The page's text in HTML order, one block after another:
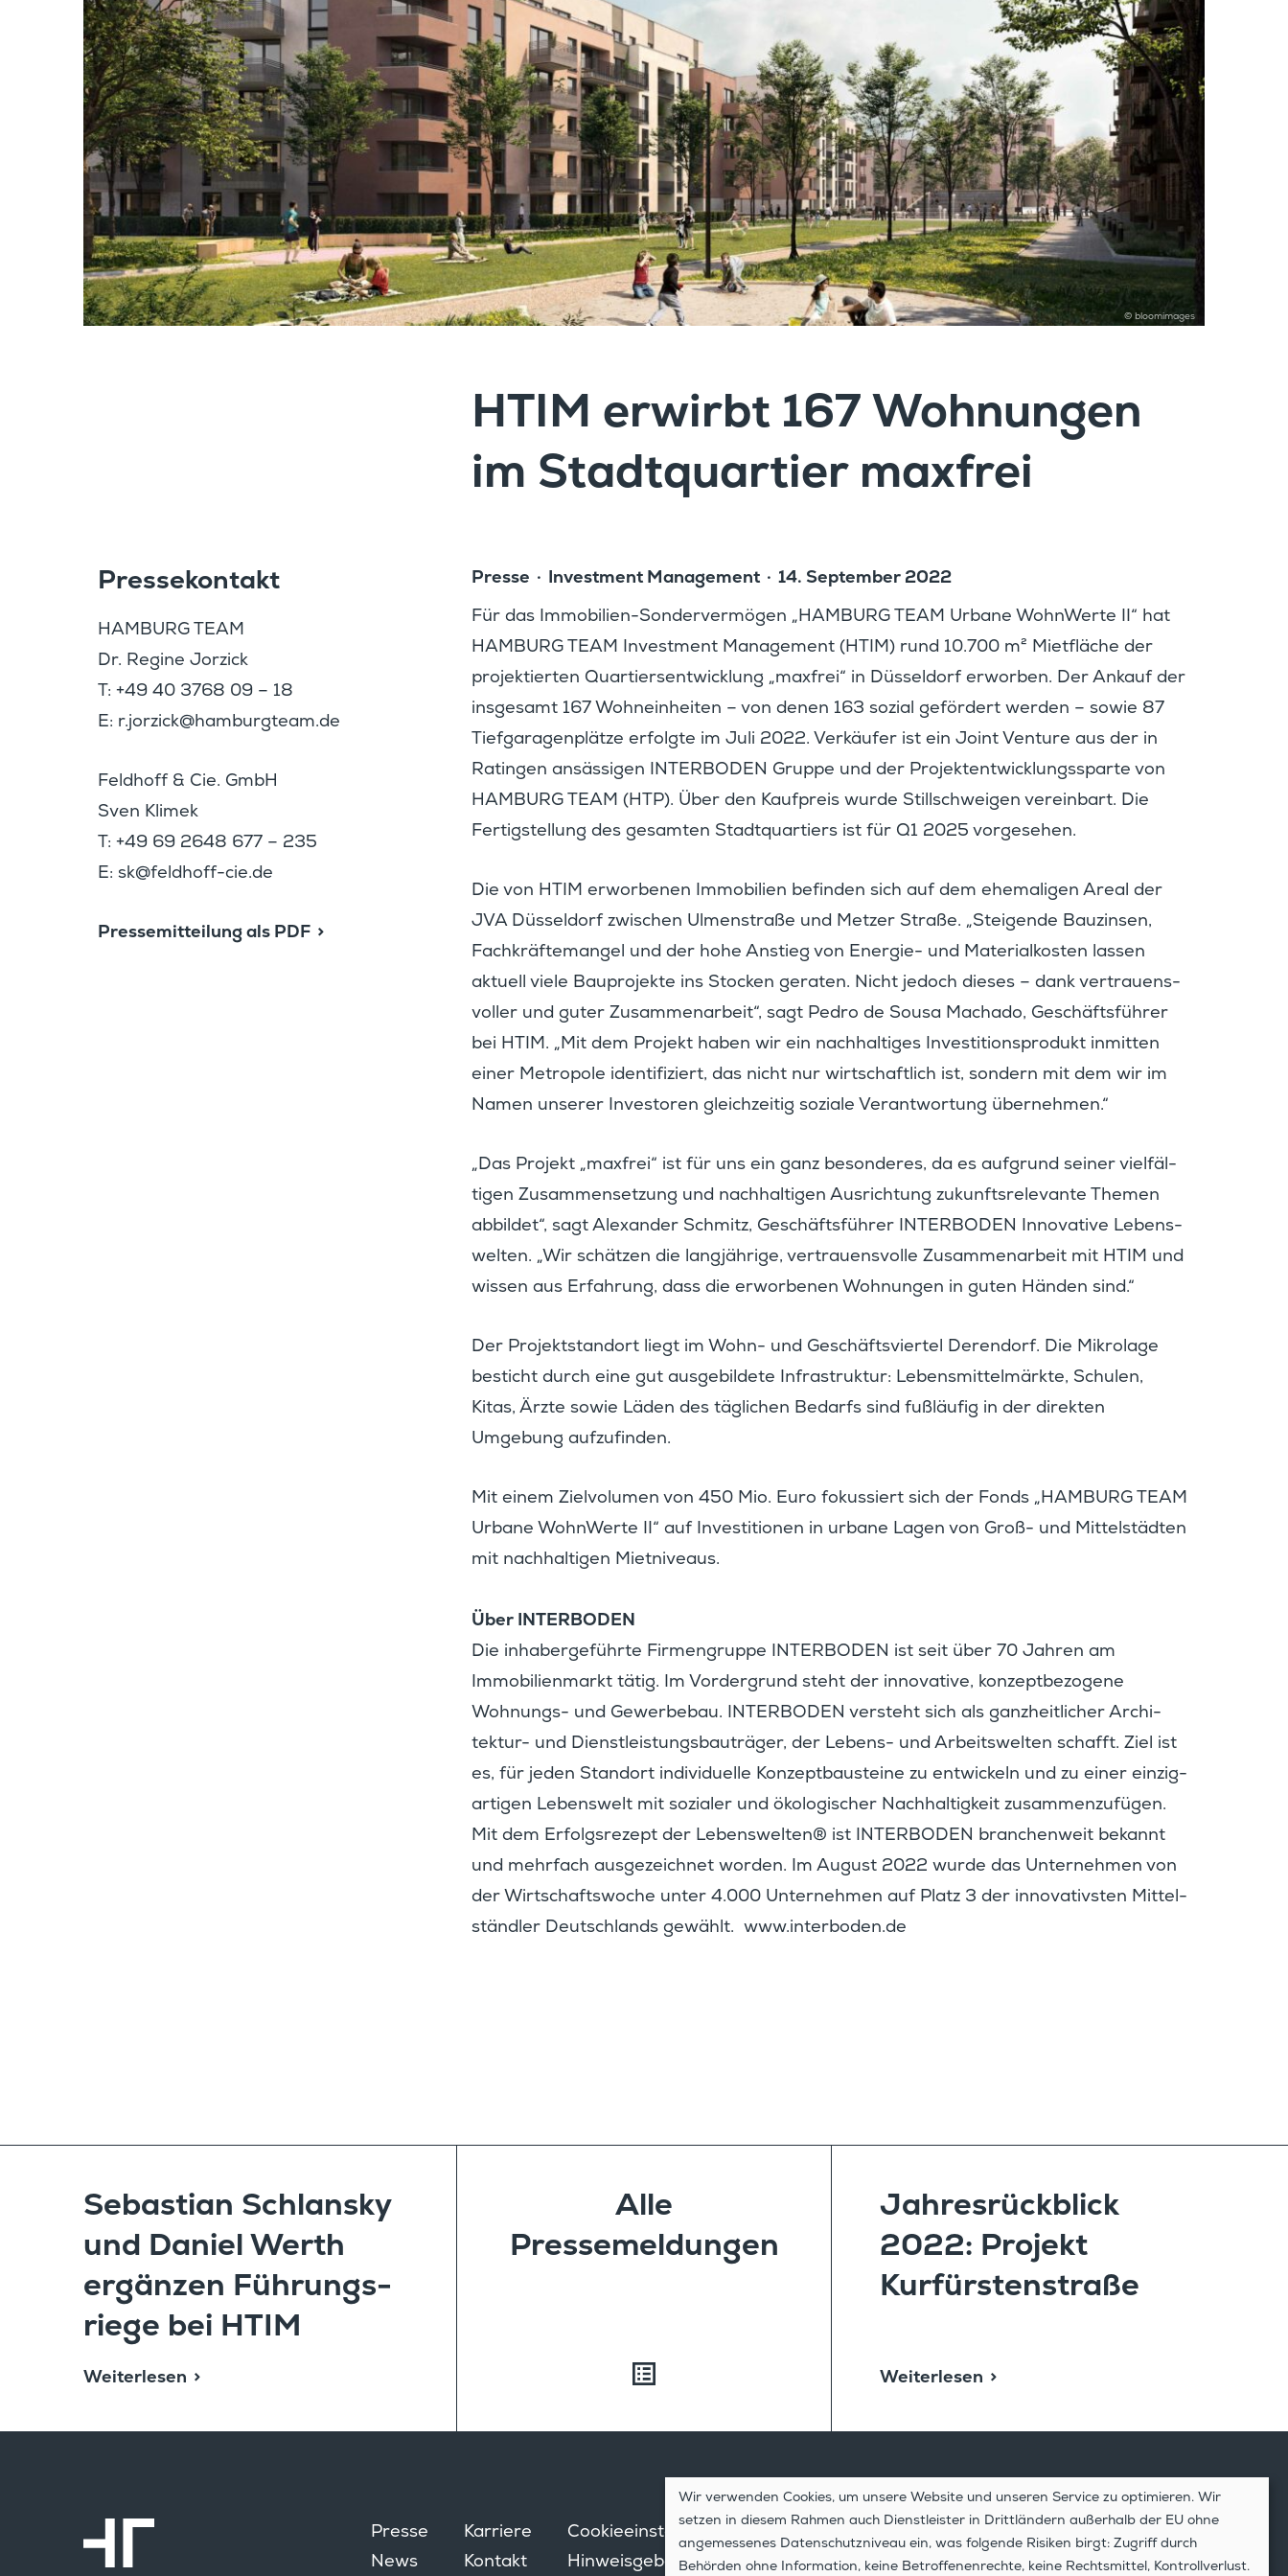
© bloomimages
HTIM erwirbt 167 Wohnungen
im Stadt­quar­tier maxfrei
Presse­kon­takt
HAMBURG TEAM
Dr. Regine Jorzick
T: +49 40 3768 09 – 18
E:
ed.ma
etgru
bmah@
kcizr
oj.r
Feldhoff & Cie. GmbH
Sven Klimek
T: +49 69 2648 677 – 235
E:
ed.ei
c-ffo
hdlef
@ks
Presse­mit­tei­lung als PDFHier finden Sie die Presse­mit­tei­lung als PDF-Datei
Presse Invest­ment Manage­ment 14. September 2022
Für das Immobi­lien-Sonder­ver­mögen „HAMBURG TEAM Urbane WohnWerte II“ hat
HAMBURG TEAM Invest­ment Manage­ment (HTIM) rund 10.700 m² Mietfläche der
projek­tierten Quartiers­ent­wick­lung „maxfrei“ in Düssel­dorf erworben. Der Ankauf der
insge­samt 167 Wohnein­heiten – von denen 163 sozial geför­dert werden – sowie 87
Tiefga­ra­gen­plätze erfolgte im Juli 2022. Verkäufer ist ein Joint Venture aus der in
Ratingen ansäs­sigen INTERBODEN Gruppe und der Projekt­ent­wick­lungs­sparte von
HAMBURG TEAM (HTP). Über den Kaufpreis wurde Still­schweigen verein­bart. Die
Fertig­stel­lung des gesamten Stadt­quar­tiers ist für Q1 2025 vorgesehen.
Die von HTIM erwor­benen Immobi­lien befinden sich auf dem ehema­ligen Areal der
JVA Düssel­dorf zwischen Ulmen­straße und Metzer Straße. „Steigende Bauzinsen,
Fachkräf­te­mangel und der hohe Anstieg von Energie- und Materi­al­kosten lassen
aktuell viele Baupro­jekte ins Stocken geraten. Nicht jedoch dieses – dank vertrau­ens­
voller und guter Zusam­men­ar­beit“, sagt Pedro de Sousa Machado, Geschäfts­führer
bei HTIM. „Mit dem Projekt haben wir ein nachhal­tiges Inves­ti­ti­ons­pro­dukt inmitten
einer Metro­pole identi­fi­ziert, das nicht nur wirtschaft­lich ist, sondern mit dem wir im
Namen unserer Inves­toren gleich­zeitig soziale Verant­wor­tung übernehmen.“
„Das Projekt „maxfrei“ ist für uns ein ganz beson­deres, da es aufgrund seiner vielfäl­
tigen Zusam­men­set­zung und nachhal­tigen Ausrich­tung zukunfts­re­le­vante Themen
abbildet“, sagt Alexander Schmitz, Geschäfts­führer INTERBODEN Innova­tive Lebens­
welten. „Wir schätzen die langjäh­rige, vertrau­ens­volle Zusam­men­ar­beit mit HTIM und
wissen aus Erfah­rung, dass die erwor­benen Wohnungen in guten Händen sind.“
Der Projekt­standort liegt im Wohn- und Geschäfts­viertel Deren­dorf. Die Mikro­lage
besticht durch eine gut ausge­bil­dete Infra­struktur: Lebens­mit­tel­märkte, Schulen,
Kitas, Ärzte sowie Läden des tägli­chen Bedarfs sind fußläufig in der direkten
Umgebung aufzufinden.
Mit einem Zielvo­lumen von 450 Mio. Euro fokus­siert sich der Fonds „HAMBURG TEAM
Urbane WohnWerte II“ auf Inves­ti­tionen in urbane Lagen von Groß- und Mittel­städten
mit nachhal­tigen Mietniveaus.
Über INTERBODEN
Die inhaber­ge­führte Firmen­gruppe INTERBODEN ist seit über 70 Jahren am
Immobi­li­en­markt tätig. Im Vorder­grund steht der innova­tive, konzept­be­zo­gene
Wohnungs- und Gewer­bebau. INTERBODEN versteht sich als ganzheit­li­cher Archi­
tektur- und Dienst­leis­tungs­bau­träger, der Lebens- und Arbeits­welten schafft. Ziel ist
es, für jeden Standort indivi­du­elle Konzept­bau­steine zu entwi­ckeln und zu einer einzig­
ar­tigen Lebens­welt mit sozialer und ökolo­gi­scher Nachhal­tig­keit zusam­men­zu­fügen.
Mit dem Erfolgs­re­zept der Lebens­welten® ist INTERBODEN branchen­weit bekannt
und mehrfach ausge­zeichnet worden. Im August 2022 wurde das Unter­nehmen von
der Wirtschafts­woche unter 4.000 Unter­nehmen auf Platz 3 der innova­tivsten Mittel­
ständler Deutsch­lands gewählt. www.interboden.de
Sebas­tian Schlansky
und Daniel Werth
ergänzen Führungs­
riege bei HTIM
Weiterlesen
Alle
Pressemeldungen
Jahres­rück­blick
2022: Projekt
Kurfürstenstraße
Weiterlesen
Presse
News
Karriere
Kontakt
Cookie­ein­stel­lungen
Hinweis­ge­ber­system
Impressum
Wir verwenden Cookies, um unsere Website und unseren Service zu optimieren. Wir
setzen in diesem Rahmen auch Dienstleister in Drittländern außerhalb der EU ohne
angemessenes Datenschutzniveau ein, was folgende Risiken birgt: Zugriff durch
Behörden ohne Information, keine Betroffenenrechte, keine Rechtsmittel, Kontrollverlust.